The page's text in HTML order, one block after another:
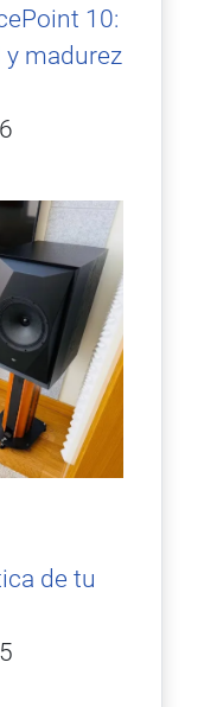
10:
madurez
de tu